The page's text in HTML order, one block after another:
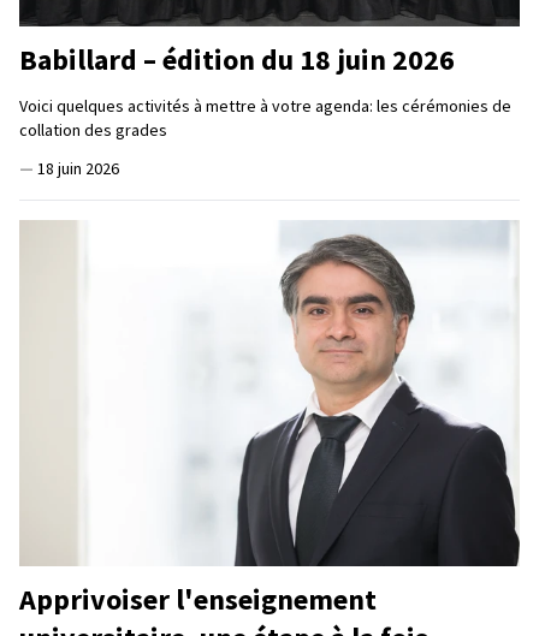
Babillard – édition du 18 juin 2026
Voici quelques activités à mettre à votre agenda: les cérémonies de
collation des grades
— 18 juin 2026
Apprivoiser l'enseignement